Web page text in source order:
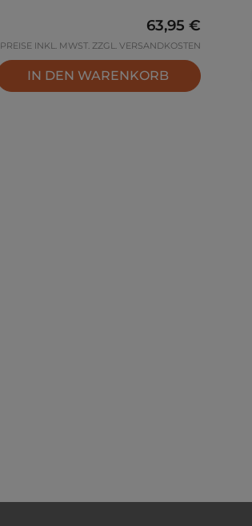
Regulärer Preis:
63,95 €
PREISE INKL. MWST. ZZGL. VERSANDKOSTEN
IN DEN WARENKORB